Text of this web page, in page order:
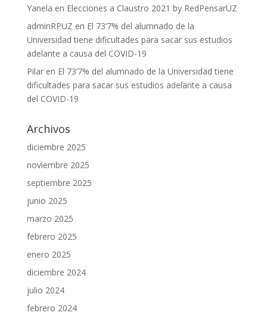
Yanela en Elecciones a Claustro 2021 by RedPensarUZ
adminRPUZ en El 73’7% del alumnado de la
Universidad tiene dificultades para sacar sus estudios
adelante a causa del COVID-19
Pilaren El 73’7% del alumnado de la Universidad tiene
dificultades para sacar sus estudios adelante a causa
del COVID-19
Archivos
diciembre 2025
noviembre 2025
septiembre 2025
junio 2025
marzo 2025
febrero 2025
enero 2025
diciembre 2024
julio 2024
febrero 2024